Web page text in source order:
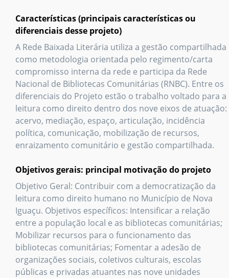
Características (principais características ou
diferenciais desse projeto)
A Rede Baixada Literária utiliza a gestão compartilhada
como metodologia orientada pelo regimento/carta
compromisso interna da rede e participa da Rede
Nacional de Bibliotecas Comunitárias (RNBC). Entre os
diferenciais do Projeto estão o trabalho voltado para a
leitura como direito dentro dos nove eixos de atuação:
acervo, mediação, espaço, articulação, incidência
política, comunicação, mobilização de recursos,
enraizamento comunitário e gestão compartilhada.
Objetivos gerais: principal motivação do projeto
Objetivo Geral: Contribuir com a democratização da
leitura como direito humano no Município de Nova
Iguaçu. Objetivos específicos: Intensificar a relação
entre a população local e as bibliotecas comunitárias;
Mobilizar recursos para o funcionamento das
bibliotecas comunitárias; Fomentar a adesão de
organizações sociais, coletivos culturais, escolas
públicas e privadas atuantes nas nove unidades